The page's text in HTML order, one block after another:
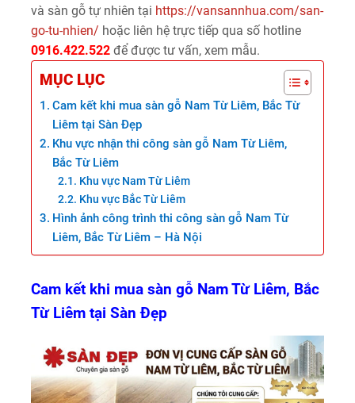
và sàn gỗ tự nhiên tại https://vansannhua.com/san-
go-tu-nhien/ hoặc liên hệ trực tiếp qua số hotline
0916.422.522 để được tư vấn, xem mẫu.
MỤC LỤC
Cam kết khi mua sàn gỗ Nam Từ Liêm, Bắc Từ
Liêm tại Sàn Đẹp
Khu vực nhận thi công sàn gỗ Nam Từ Liêm,
Bắc Từ Liêm
Khu vực Nam Từ Liêm
Khu vực Bắc Từ Liêm
Hình ảnh công trình thi công sàn gỗ Nam Từ
Liêm, Bắc Từ Liêm – Hà Nội
Cam kết khi mua sàn gỗ Nam Từ Liêm, Bắc
Từ Liêm tại Sàn Đẹp